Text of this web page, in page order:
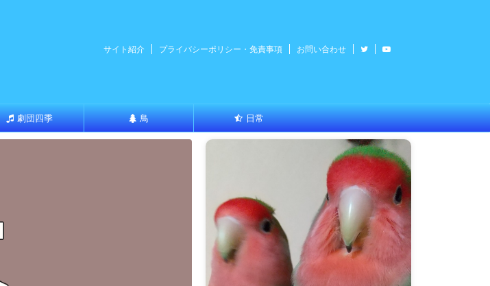
サイト紹介 プライバシーポリシー・免責事項 お問い合わせ
劇団四季 鳥 日常